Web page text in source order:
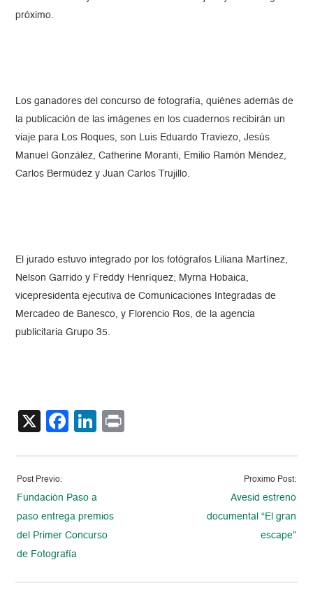
próximo.
Los ganadores del concurso de fotografía, quiénes además de
la publicación de las imágenes en los cuadernos recibirán un
viaje para Los Roques, son Luis Eduardo Traviezo, Jesús
Manuel González, Catherine Moranti, Emilio Ramón Méndez,
Carlos Bermúdez y Juan Carlos Trujillo.
El jurado estuvo integrado por los fotógrafos Liliana Martínez,
Nelson Garrido y Freddy Henríquez; Myrna Hobaica,
vicepresidenta ejecutiva de Comunicaciones Integradas de
Mercadeo de Banesco, y Florencio Ros, de la agencia
publicitaria Grupo 35.
X Facebook
LinkedIn
Post Previo:
Fundación Paso a
paso entrega premios
del Primer Concurso
de Fotografía
Proximo Post:
Avesid estrenó
documental “El gran
escape”